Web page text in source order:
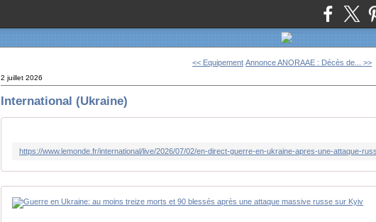
<< Equipement Annonce ANORAAE : Décès de... >>
2 juillet 2026
International (Ukraine)